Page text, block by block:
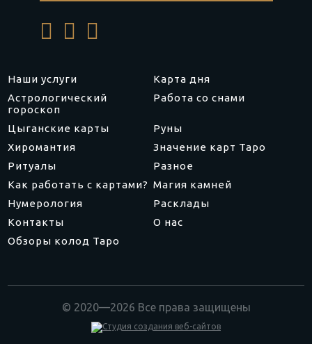
Наши услуги
Карта дня
Астрологический
гороскоп
Работа со снами
Цыганские карты
Руны
Хиромантия
Значение карт Таро
Ритуалы
Разное
Как работать с картами? Магия камней
Нумерология
Расклады
Контакты
О нас
Обзоры колод Таро
© 2020—2026 Все права защищены